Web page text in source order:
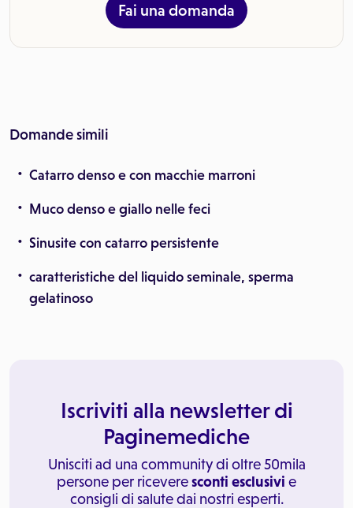
Fai una domanda
Domande simili
Catarro denso e con macchie marroni
Muco denso e giallo nelle feci
Sinusite con catarro persistente
caratteristiche del liquido seminale, sperma
gelatinoso
Iscriviti alla newsletter di
Paginemediche
Unisciti ad una community di oltre 50mila
persone per riceveresconti esclusivi e
consigli di salute dai nostri esperti.